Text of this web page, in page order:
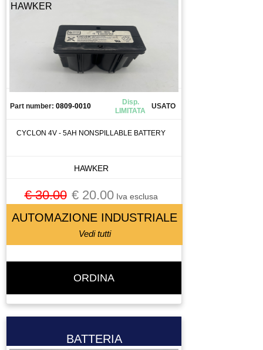
CASSETTO DI SALDATURA
CELLA DI CARICO
CENTRALINA IDRAULICA
CHILLER
CHIUSURA PNEUMATICA
CHIUSURA PNEUMATICAA
CIABATTA DI CONNESSIONE
CIRCUIT BREAKER
CONDENSATORE
HAWKER
Part number: 0809-0010
Disp.
LIMITATA
USATO
CYCLON 4V - 5AH NONSPILLABLE BATTERY
HAWKER
€ 30.00 € 20.00Iva esclusa
AUTOMAZIONE INDUSTRIALE
Vedi tutti
ORDINA
BATTERIA